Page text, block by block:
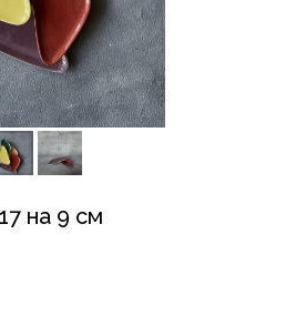
на 9 см